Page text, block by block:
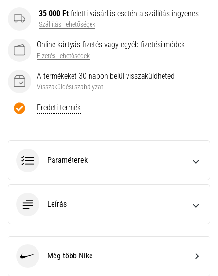
változatos
edzés,
egy
kicsit
más?
Csatlakozz
Cross
Minden cikk
megjelenítése
35 000 Ft feletti vásárlás esetén a szállítás ingyenes
Szállítási lehetőségek
Online kártyás fizetés vagy egyéb fizetési módok
Fizetési lehetőségek
A termékeket 30 napon belül visszaküldheted
Visszaküldési szabályzat
Eredeti termék
Paraméterek
Leírás
Még több Nike